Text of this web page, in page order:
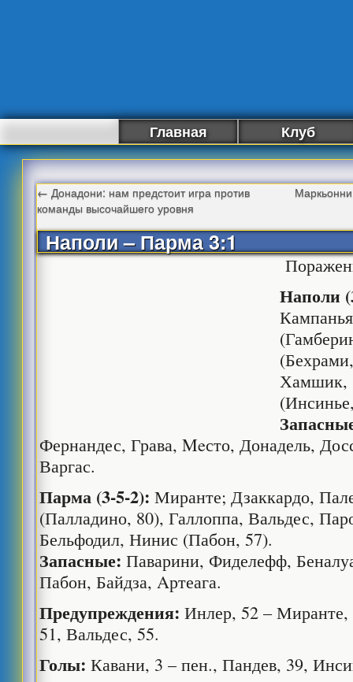
Главная Клуб
← Донадони: нам предстоит игра против
команды высочайшего уровня
Наполи – Парма 3:1
Наполи
Хамшик,
Фернандес, Грава, Meсто, Донадель,
Варгас.
Парма (3-5-2): Миранте; Дзаккардо,
(Палладино, 80), Галлоппа, Вальдес,
Бельфодил, Нинис (Пабон, 57).
Запасные: Паварини, Фиделефф,
Пабон, Байдза, Aртеага.
Предупреждения: Инлер, 52 – Миранте,
51, Вальдес, 55.
Голы: Кавани, 3 – пен., Пандев, 39,